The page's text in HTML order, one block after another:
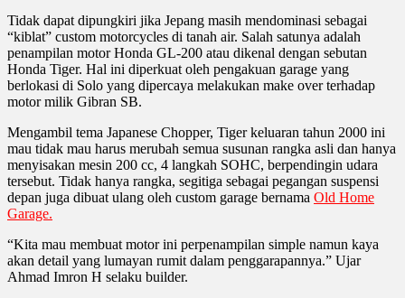
Tidak dapat dipungkiri jika Jepang masih mendominasi sebagai
“kiblat” custom motorcycles di tanah air. Salah satunya adalah
penampilan motor Honda GL-200 atau dikenal dengan sebutan
Honda Tiger. Hal ini diperkuat oleh pengakuan garage yang
berlokasi di Solo yang dipercaya melakukan make over terhadap
motor milik Gibran SB.
Mengambil tema Japanese Chopper, Tiger keluaran tahun 2000 ini
mau tidak mau harus merubah semua susunan rangka asli dan hanya
menyisakan mesin 200 cc, 4 langkah SOHC, berpendingin udara
tersebut. Tidak hanya rangka, segitiga sebagai pegangan suspensi
depan juga dibuat ulang oleh custom garage bernama Old Home
Garage.
“Kita mau membuat motor ini perpenampilan simple namun kaya
akan detail yang lumayan rumit dalam penggarapannya.” Ujar
Ahmad Imron H selaku builder.